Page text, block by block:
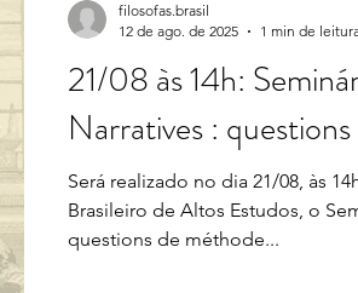
21/08 às 14h:
Narratives :
Será realizado no dia 21/08, às
Brasileiro de Altos Estudos, o
questions de méthode...
filosofas.brasil
12 de ago. de 2025
1 min de